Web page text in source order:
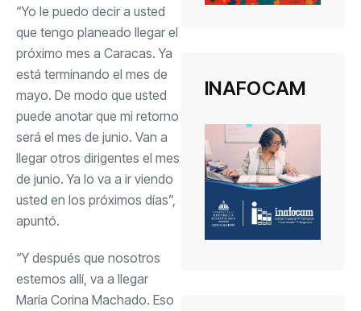
“Yo le puedo decir a usted
que tengo planeado llegar el
próximo mes a Caracas. Ya
está terminando el mes de
mayo. De modo que usted
puede anotar que mi retorno
será el mes de junio. Van a
llegar otros dirigentes el mes
de junio. Ya lo va a ir viendo
usted en los próximos días”,
apuntó.
“Y después que nosotros
estemos allí, va a llegar
María Corina Machado. Eso
INAFOCAM